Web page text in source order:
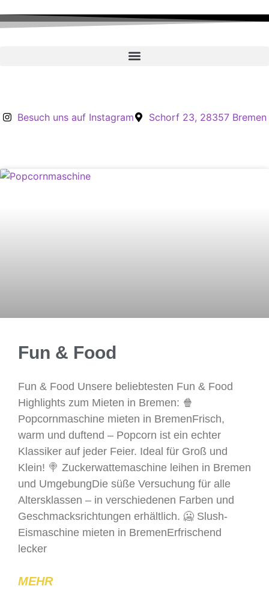
springen
Besuch uns auf Instagram Schorf 23, 28357 Bremen
Fun & Food
Fun & Food Unsere beliebtesten Fun & Food
Highlights zum Mieten in Bremen: 🍿
Popcornmaschine mieten in BremenFrisch,
warm und duftend – Popcorn ist ein echter
Klassiker auf jeder Feier. Ideal für Groß und
Klein! 🍭 Zuckerwattemaschine leihen in Bremen
und UmgebungDie süße Versuchung für alle
Altersklassen – in verschiedenen Farben und
Geschmacksrichtungen erhältlich. 🥶 Slush-
Eismaschine mieten in BremenErfrischend
lecker
MEHR